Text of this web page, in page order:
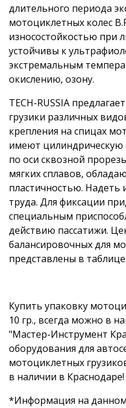
длительного периода
мотоциклетных колес
износостойкостью при
устойчивы к
экстремальным
окислению, озону.
TECH-RUSSIA
грузики различных
крепления на спицах
имеют цилиндрическую
по оси сквозной
мягких сплавов,
пластичностью. Надеть
труда. Для фиксации
специальным
действию пассатижи.
балансировочных для
представлены в таблице.
Купить упаковку
10 гр., всегда можно в
"Мастер-Инструмент
оборудования для
мотоциклетных
в наличии в Краснодаре!
*Информация на данном